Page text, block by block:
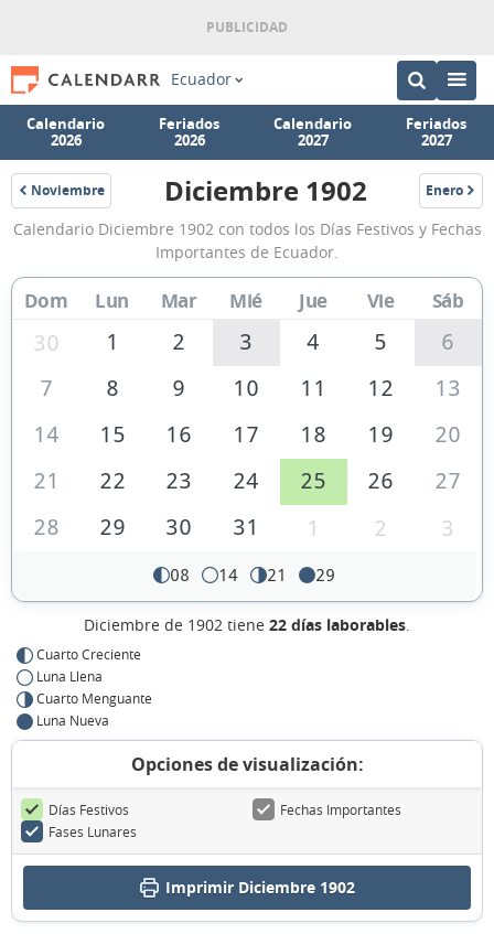
Ecuador
Calendario
2026
Feriados
2026
Calendario
2027
Feriados
2027
Noviembre
1902
Calendario
Diciembre
1902
Ecuador
Diciembre 1902 Enero
1903
Calendario Diciembre 1902 con todos los Días Festivos y Fechas
Importantes de Ecuador.
Dom Lun Mar Mié Jue Vie Sáb
30 1 2 3 4 5
6
7
8 9 10 11 12
13
14
15 16 17 18 19
20
21
22 23 24 25 26
27
28
29 30 31 1 2 3
08 14 21 29
Diciembre de 1902 tiene 22 días laborables.
Cuarto Creciente
Luna Llena
Cuarto Menguante
Luna Nueva
Opciones de visualización:
Días Festivos
Fechas Importantes
Fases Lunares
Imprimir Diciembre 1902